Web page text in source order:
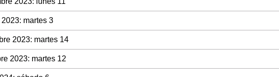
martes 3
2023: martes 14
2023: martes 12
sábado 6